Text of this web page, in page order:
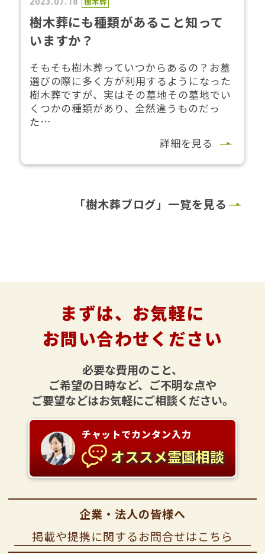
樹木葬にも種類があること知って
いますか？
そもそも樹木葬っていつからあるの？お墓
選びの際に多く方が利用するようになった
樹木葬ですが、実はその墓地その墓地でい
くつかの種類があり、全然違うものだっ
た…
詳細を見る
「樹木葬ブログ」一覧を見る
まずは、お気軽に
お問い合わせください
必要な費用のこと、
ご希望の日時など、ご不明な点や
ご要望などはお気軽にご相談ください。
チャットでカンタン入力
オススメ霊園相談
企業・法人の皆様へ
掲載や提携に関するお問合せはこちら